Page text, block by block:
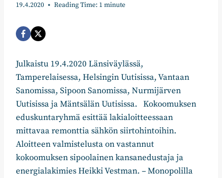
19.4.2020 Reading Time: 1 minute
Julkaistu 19.4.2020 Länsiväylässä,
Tamperelaisessa, Helsingin Uutisissa, Vantaan
Sanomissa, Sipoon Sanomissa, Nurmijärven
Uutisissa ja Mäntsälän Uutisissa. Kokoomuksen
eduskuntaryhmä esittää lakialoitteessaan
mittavaa remonttia sähkön siirtohintoihin.
Aloitteen valmistelusta on vastannut
kokoomuksen sipoolainen kansanedustaja ja
energialakimies Heikki Vestman. – Monopolilla